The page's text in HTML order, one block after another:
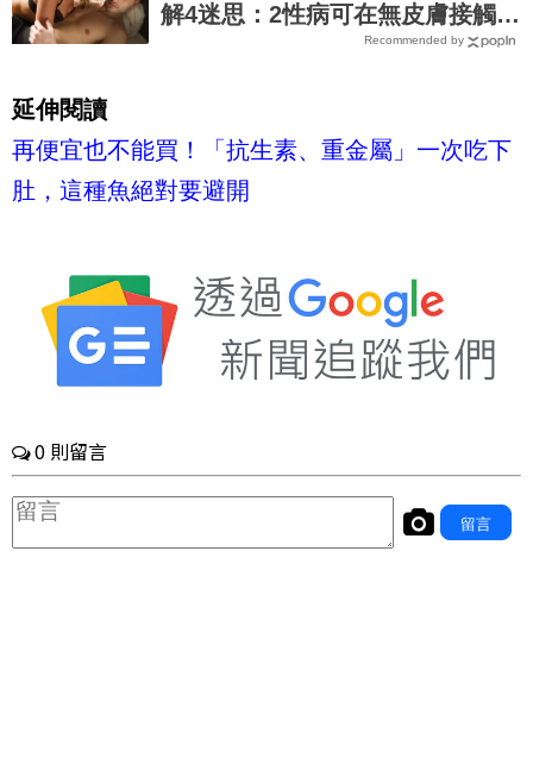
解4迷思：2性病可在無皮膚接觸下
Recommended by
延伸閱讀
再便宜也不能買！「抗生素、重金屬」一次吃下
肚，這種魚絕對要避開